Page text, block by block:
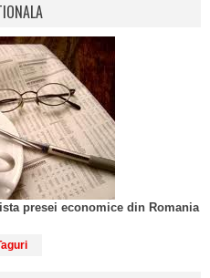
presei economice din Romania